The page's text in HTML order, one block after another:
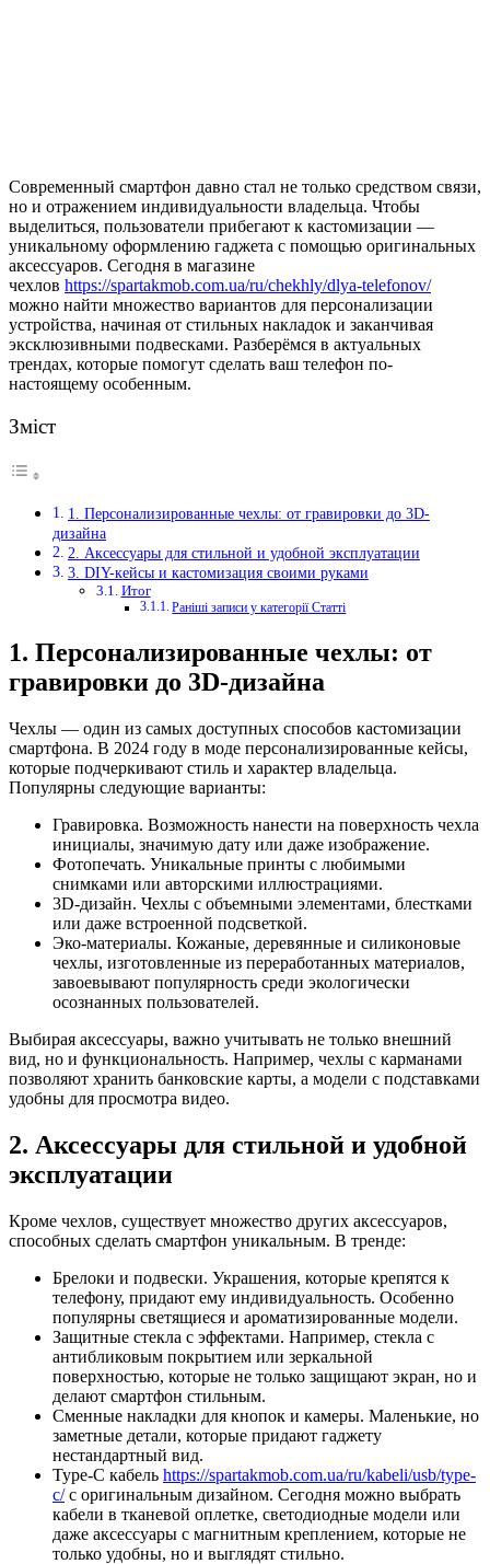
Современный смартфон давно стал не только средством связи,
но и отражением индивидуальности владельца. Чтобы
выделиться, пользователи прибегают к кастомизации —
уникальному оформлению гаджета с помощью оригинальных
аксессуаров. Сегодня в магазине
чехлов https://spartakmob.com.ua/ru/chekhly/dlya-telefonov/
можно найти множество вариантов для персонализации
устройства, начиная от стильных накладок и заканчивая
эксклюзивными подвесками. Разберёмся в актуальных
трендах, которые помогут сделать ваш телефон по-
настоящему особенным.
Зміст
1. Персонализированные чехлы: от гравировки до 3D-
дизайна
2. Аксессуары для стильной и удобной эксплуатации
3. DIY-кейсы и кастомизация своими руками
Итог
Раніші записи у категорії Статті
1. Персонализированные чехлы: от
гравировки до 3D-дизайна
Чехлы — один из самых доступных способов кастомизации
смартфона. В 2024 году в моде персонализированные кейсы,
которые подчеркивают стиль и характер владельца.
Популярны следующие варианты:
Гравировка. Возможность нанести на поверхность чехла
инициалы, значимую дату или даже изображение.
Фотопечать. Уникальные принты с любимыми
снимками или авторскими иллюстрациями.
3D-дизайн. Чехлы с объемными элементами, блестками
или даже встроенной подсветкой.
Эко-материалы. Кожаные, деревянные и силиконовые
чехлы, изготовленные из переработанных материалов,
завоевывают популярность среди экологически
осознанных пользователей.
Выбирая аксессуары, важно учитывать не только внешний
вид, но и функциональность. Например, чехлы с карманами
позволяют хранить банковские карты, а модели с подставками
удобны для просмотра видео.
2. Аксессуары для стильной и удобной
эксплуатации
Кроме чехлов, существует множество других аксессуаров,
способных сделать смартфон уникальным. В тренде:
Брелоки и подвески. Украшения, которые крепятся к
телефону, придают ему индивидуальность. Особенно
популярны светящиеся и ароматизированные модели.
Защитные стекла с эффектами. Например, стекла с
антибликовым покрытием или зеркальной
поверхностью, которые не только защищают экран, но и
делают смартфон стильным.
Сменные накладки для кнопок и камеры. Маленькие, но
заметные детали, которые придают гаджету
нестандартный вид.
Type-C кабель https://spartakmob.com.ua/ru/kabeli/usb/type-
c/с оригинальным дизайном. Сегодня можно выбрать
кабели в тканевой оплетке, светодиодные модели или
даже аксессуары с магнитным креплением, которые не
только удобны, но и выглядят стильно.